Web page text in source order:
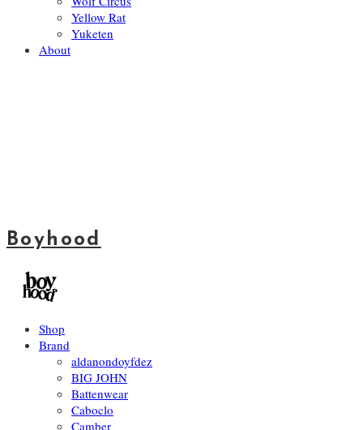
Yellow Rat
Yuketen
About
Boyhood
Shop
Brand
aldanondoyfdez
BIG JOHN
Battenwear
Caboclo
Camber